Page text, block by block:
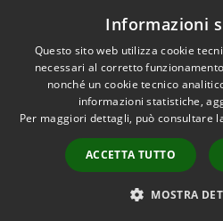
Dichiarazione di accessibilità
Accessibility
Informazioni
Questo sito web utilizza cookie
necessari al corretto
nonché un cookie tecnico
informazioni statistiche,
Per maggiori dettagli, può consultare
ACCETTA TUTTO
MOSTRA